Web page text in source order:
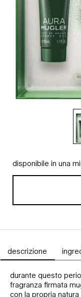
disponibile in una
Schede PDP
descrizione
durante questo
fragranza firmata
con la propria